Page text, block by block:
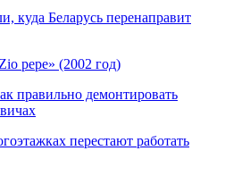
куда Беларусь перенаправит
pepe» (2002 год)
правильно демонтировать
перестают работать